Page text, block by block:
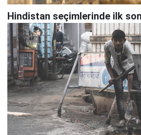
Hindistan seçimlerinde ilk